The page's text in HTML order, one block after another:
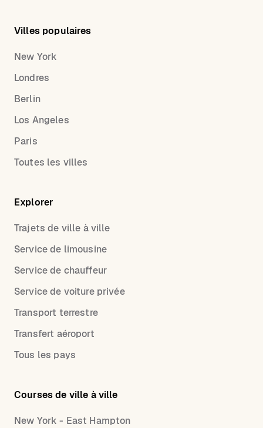
Villes populaires
New York
Londres
Berlin
Los Angeles
Paris
Toutes les villes
Explorer
Trajets de ville à ville
Service de limousine
Service de chauffeur
Service de voiture privée
Transport terrestre
Transfert aéroport
Tous les pays
Courses de ville à ville
New York - East Hampton